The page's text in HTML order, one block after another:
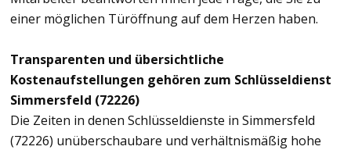
einer möglichen Türöffnung auf dem Herzen haben.
Transparenten und übersichtliche
Kostenaufstellungen gehören zum Schlüsseldienst
Simmersfeld (72226)
Die Zeiten in denen Schlüsseldienste in Simmersfeld
(72226) unüberschaubare und verhältnismäßig hohe